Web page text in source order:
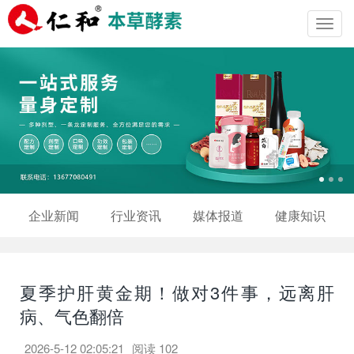
企业新闻 行业资讯 媒体报道 健康知识
夏季护肝黄金期！做对3件事，远离肝
病、气色翻倍
2026-5-12 02:05:21 阅读 102